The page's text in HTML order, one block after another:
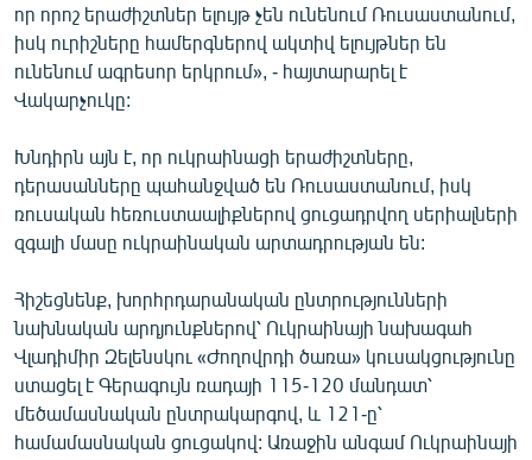
«Ազատության» բոլոր կայքերը
որ որոշ երաժիշտներ ելույթ չեն ունենում Ռուսաստանում,
իսկ ուրիշները համերգներով ակտիվ ելույթներ են
ունենում ագրեսոր երկրում», - հայտարարել է
Վակարչուկը:
Խնդիրն այն է, որ ուկրաինացի երաժիշտները,
դերասանները պահանջված են Ռուսաստանում, իսկ
ռուսական հեռուստաալիքներով ցուցադրվող սերիալների
զգալի մասը ուկրաինական արտադրության են:
Հիշեցնենք, խորհրդարանական ընտրությունների
նախնական արդյունքներով՝ Ուկրաինայի նախագահ
Վլադիմիր Զելենսկու «Ժողովրդի ծառա» կուսակցությունը
ստացել է Գերագույն ռադայի 115-120 մանդատ՝
մեծամասնական ընտրակարգով, և 121-ը՝
համամասնական ցուցակով: Առաջին անգամ Ուկրաինայի